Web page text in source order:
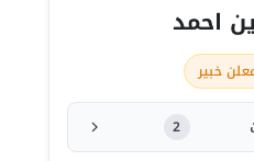
احمد
خبير
2